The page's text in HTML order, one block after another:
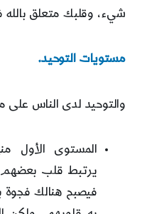
شيء، وقلبك متعلق
مستويات التوحيد.
والتوحيد لدى الناس على
المستوى الأول
يرتبط قلب بعضهم
فيصبح هنالك فجوة